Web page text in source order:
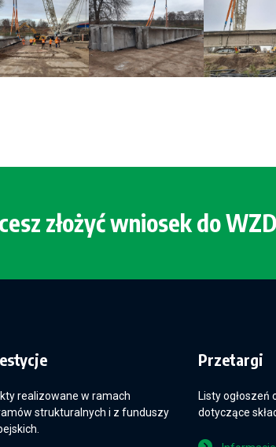
złożyć wniosek do
realizowane w ramach
strukturalnych i z funduszy
Przetargi
Listy ogłoszeń
dotyczące